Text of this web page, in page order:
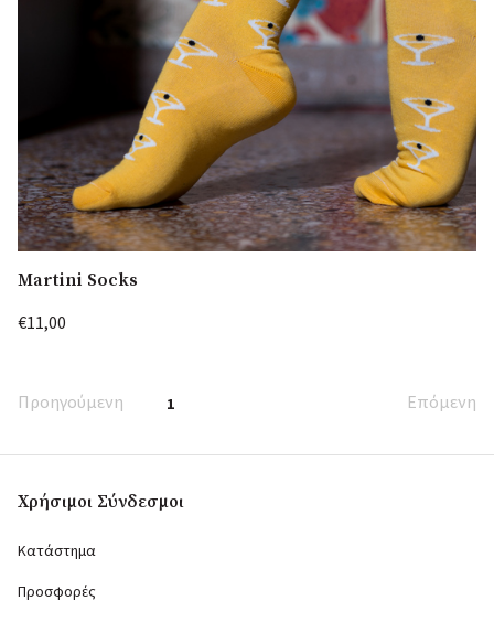
Martini Socks
€11,00
Προηγούμενη 1 Επόμενη
Χρήσιμοι Σύνδεσμοι
Κατάστημα
Προσφορές